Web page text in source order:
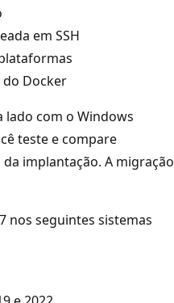
em SSH
Docker
lado com o Windows
teste e compare
implantação. A migração
nos seguintes sistemas